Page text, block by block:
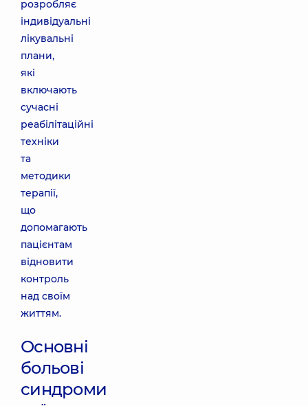
розробляє
індивідуальні
лікувальні
плани,
які
включають
сучасні
реабілітаційні
техніки
та
методики
терапії,
що
допомагають
пацієнтам
відновити
контроль
над своїм
життям.
Основні
больові
синдроми